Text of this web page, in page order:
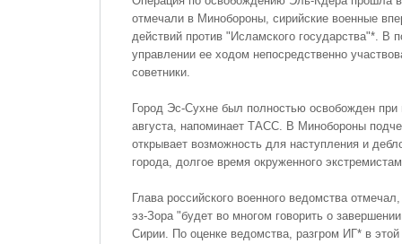
отмечали в Минобороны, сирийские военные
действий против "Исламского государства"*. В
управлении ее ходом непосредственно
советники.
Город Эс-Сухне был полностью освобожден
августа, напоминает ТАСС. В Минобороны
открывает возможность для наступления и
города, долгое время окруженного
Глава российского военного ведомства
эз-Зора "будет во многом говорить о
Сирии. По оценке ведомства, разгром ИГ* в